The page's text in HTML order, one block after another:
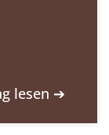
lesen ➔